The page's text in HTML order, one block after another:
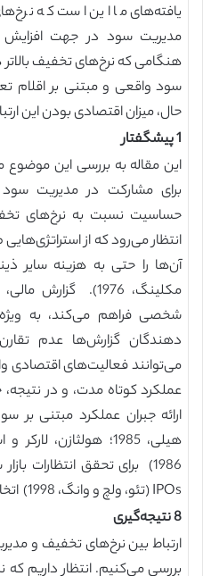
یافته‌های ما این است که
مدیریت سود در جهت افزایش
هنگامی که نرخ‌های تخفیف
سود واقعی و مبتنی بر اقلام
حال، میزان اقتصادی بودن این
1 پیشگفتار
این مقاله به بررسی این موضوع
برای مشارکت در مدیریت
حساسیت نسبت به نرخ‌های
انتظار می‌رود که از
آن‌ها را حتی به هزینه سایر
مکلینگ، 1976).
شخصی فراهم می‌کند، به ویژه
دهندگان گزارش‌ها عدم
می‌توانند فعالیت‌های اقتصادی
عملکرد کوتاه مدت، و در
IPOs (تئو، ولچ و وانگ، 1998) اتخاذ کنند.
8 نتیجه‌گیری
ارتباط بین نرخ‌های تخفیف و
بررسی می‌کنیم. انتظار داریم که